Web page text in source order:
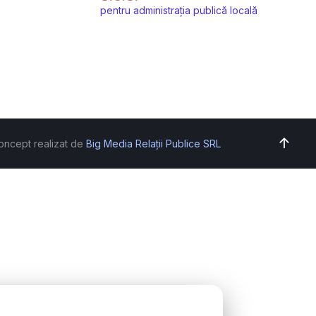
pentru administrația publică locală
realizat de Big Media Relații Publice SRL